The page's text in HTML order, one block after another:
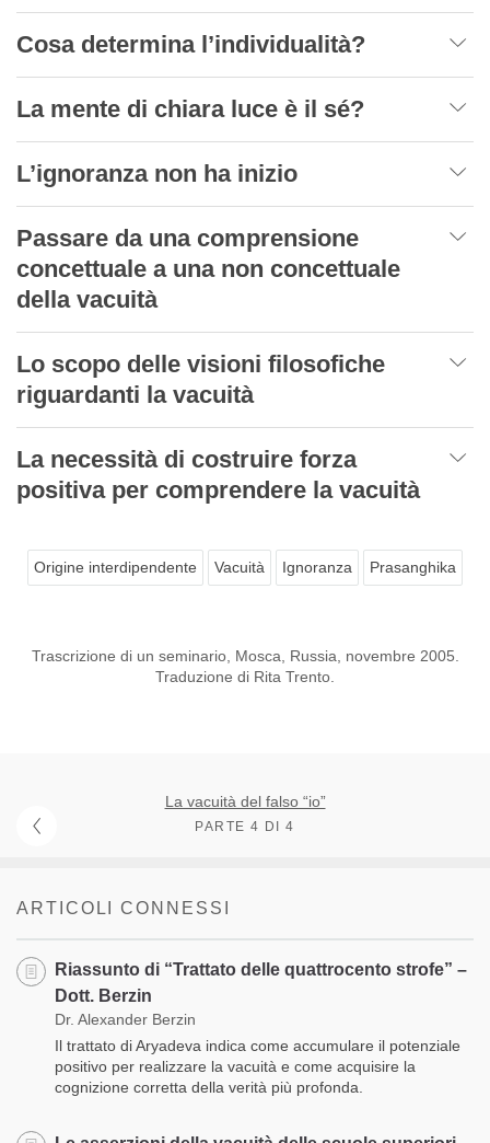
Cosa determina l’individualità?
La mente di chiara luce è il sé?
L’ignoranza non ha inizio
Passare da una comprensione
concettuale a una non concettuale
della vacuità
Lo scopo delle visioni filosofiche
riguardanti la vacuità
La necessità di costruire forza
positiva per comprendere la vacuità
Origine interdipendente Vacuità Ignoranza Prasanghika
Trascrizione di un seminario, Mosca, Russia, novembre 2005.
Traduzione di Rita Trento.
La vacuità del falso “io”
PARTE 4 DI 4
ARTICOLI CONNESSI
Riassunto di “Trattato delle quattrocento strofe” –
Dott. Berzin
Dr. Alexander Berzin
Il trattato di Aryadeva indica come accumulare il potenziale
positivo per realizzare la vacuità e come acquisire la
cognizione corretta della verità più profonda.